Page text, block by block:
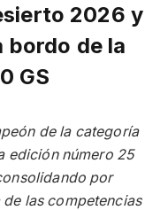
2026 y
bordo de la
GS
de la categoría
edición número 25
por
las competencias